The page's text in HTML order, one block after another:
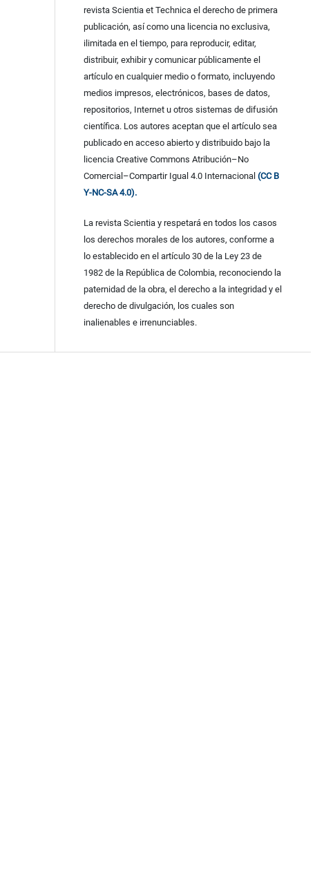
revista Scientia et Technica el derecho de primera
publicación, así como una licencia no exclusiva,
ilimitada en el tiempo, para reproducir, editar,
distribuir, exhibir y comunicar públicamente el
artículo en cualquier medio o formato, incluyendo
medios impresos, electrónicos, bases de datos,
repositorios, Internet u otros sistemas de difusión
científica. Los autores aceptan que el artículo sea
publicado en acceso abierto y distribuido bajo la
licencia Creative Commons Atribución–No
Comercial–Compartir Igual 4.0 Internacional (CC B
Y-NC-SA 4.0).
La revista Scientia y respetará en todos los casos
los derechos morales de los autores, conforme a
lo establecido en el artículo 30 de la Ley 23 de
1982 de la República de Colombia, reconociendo la
paternidad de la obra, el derecho a la integridad y el
derecho de divulgación, los cuales son
inalienables e irrenunciables.